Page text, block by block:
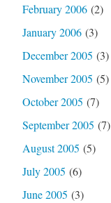
February 2006(2)
January 2006(3)
December 2005 (3)
November 2005 (5)
October 2005 (7)
September 2005 (7)
August 2005 (5)
July 2005 (6)
June 2005 (3)